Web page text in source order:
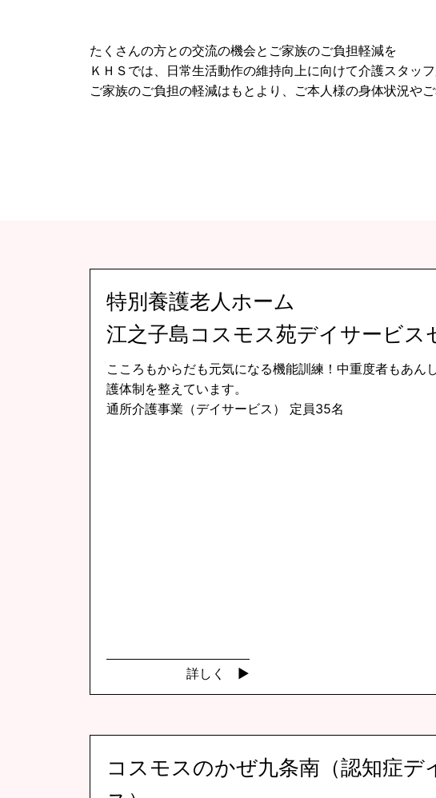
たくさんの方との交流の機会とご家族のご負担軽減を
ＫＨＳでは、日常生活動作の維持向上に向けて介護スタッフ
ご家族のご負担の軽減はもとより、ご本人様の身体状況や
特別養護老人ホーム
江之子島コスモス苑デイサービス
こころもからだも元気になる機能訓練！中重度者もあん
護体制を整えています。
通所介護事業（デイサービス） 定員35名
詳しく ▶︎
コスモスのかぜ九条南（認知症デ